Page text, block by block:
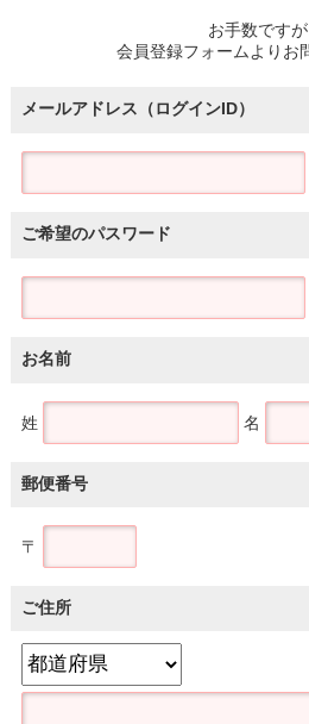
お手数ですが
会員登録フォームよりお
メールアドレス（ログインID）
ご希望のパスワード
お名前
姓 名
郵便番号
〒
ご住所